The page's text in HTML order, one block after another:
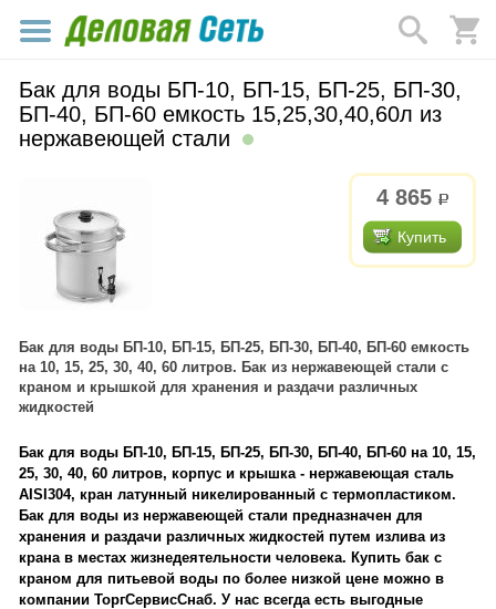
Бак для воды БП-10, БП-15, БП-25, БП-30,
БП-40, БП-60 емкость 15,25,30,40,60л из
нержавеющей стали
4 865 р.
Купить
Бак для воды БП-10, БП-15, БП-25, БП-30, БП-40, БП-60 емкость
на 10, 15, 25, 30, 40, 60 литров. Бак из нержавеющей стали с
краном и крышкой для хранения и раздачи различных
жидкостей
Бак для воды БП-10, БП-15, БП-25, БП-30, БП-40, БП-60 на 10, 15,
25, 30, 40, 60 литров, корпус и крышка - нержавеющая сталь
AISI304, кран латунный никелированный с термопластиком.
Бак для воды из нержавеющей стали предназначен для
хранения и раздачи различных жидкостей путем излива из
крана в местах жизнедеятельности человека. Купить бак с
краном для питьевой воды по более низкой цене можно в
компании ТоргСервисСнаб. У нас всегда есть выгодные